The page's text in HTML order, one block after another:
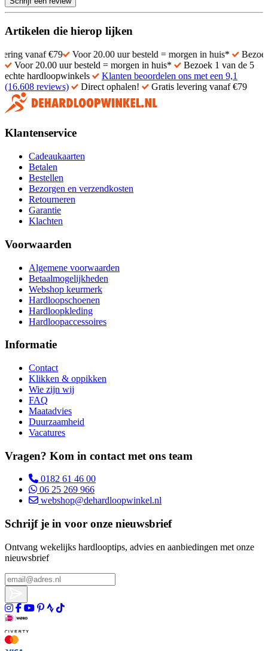
Artikelen die hierop lijken
€79 Voor 20.00 uur besteld = morgen in huis*
Bezoek 1 van
Voor 20.00 uur besteld = morgen in huis*
Bezoek 1 van de 5
echte hardloopwinkels
Klanten beoordelen ons met een 9,1
(16.608 reviews)
Direct ophalen! Gratis levering vanaf €79
Klantenservice
Cadeaukaarten
Betalen
Bestellen
Bezorgen en verzendkosten
Retourneren
Garantie
Klachten
Voorwaarden
Algemene voorwaarden
Betaalmogelijkheden
Webshop keurmerk
Hardloopschoenen
Hardloopkleding
Hardloopaccessoires
Informatie
Contact
Klikken & oppikken
Wie zijn wij
FAQ
Maatadvies
Duurzaamheid
Vacatures
Vragen? Kom in contact met ons team
0182 61 46 00
06 25 269 966
webshop@dehardloopwinkel.nl
Schrijf je in voor onze nieuwsbrief
Ontvang wekelijks hardlooptips, advies en aanbiedingen met onze
nieuwsbrief